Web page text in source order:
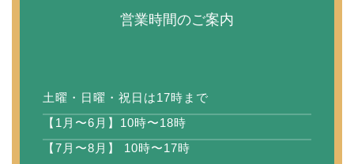
営業時間のご案内
土曜・日曜・祝日は17時まで
【1月〜6月】10時〜18時
【7月〜8月】 10時〜17時